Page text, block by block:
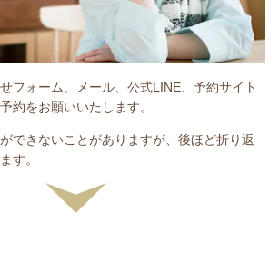
フォーム、メール、公式LINE、予約サイト
約をお願いいたします。
できないことがありますが、後ほど折り返
す。